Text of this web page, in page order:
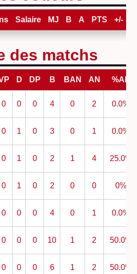
Salaire MJ B A PTS +/-
des matchs
D DP B BAN AN %AN
0 0 0 4 0 2 0.0%
0 1 0 3 0 1 0.0%
0 1 0 2 1 4 25.0%
0 1 0 2 0 0 0%
0 0 0 4 0 1 0.0%
0 0 0 10 1 2 50.0%
0 0 0 6 1 2 50.0%